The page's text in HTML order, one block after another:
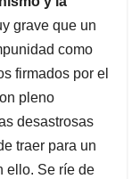
grave que un
como
firmados por el
pleno
desastrosas
traer para un
ello. Se ríe de